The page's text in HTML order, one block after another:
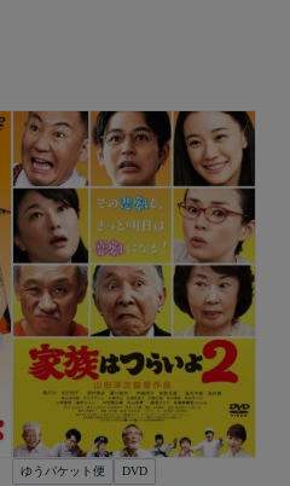
ゆうパケット便 DVD